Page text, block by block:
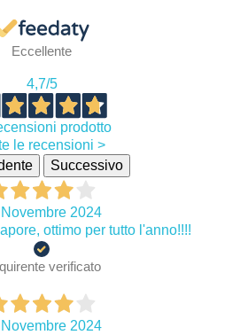
Eccellente
4,7/5
prodotto
le recensioni >
Successivo
2024
ottimo per tutto l'anno!!!!
verificato
2024